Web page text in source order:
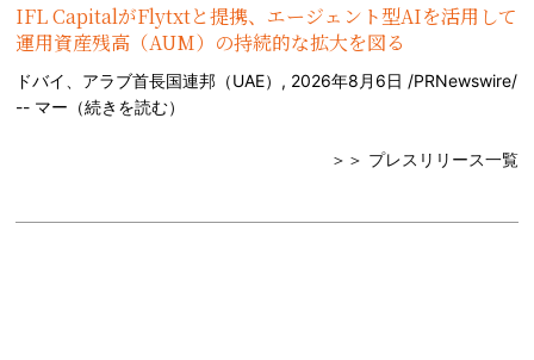
IFL CapitalがFlytxtと提携、エージェント型AIを活用して
運用資産残高（AUM）の持続的な拡大を図る
ドバイ、アラブ首長国連邦（UAE）, 2026年8月6日 /PRNewswire/
-- マー（続きを読む）
＞＞ プレスリリース一覧